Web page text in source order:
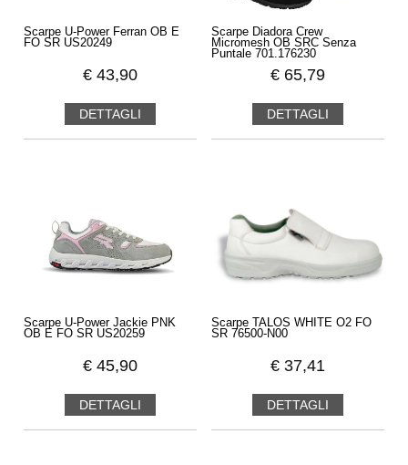
Scarpe U-Power Ferran OB E
FO SR US20249
€ 43,90
DETTAGLI
Scarpe Diadora Crew
Micromesh OB SRC Senza
Puntale 701.176230
€ 65,79
DETTAGLI
Scarpe U-Power Jackie PNK
OB E FO SR US20259
€ 45,90
DETTAGLI
Scarpe TALOS WHITE O2 FO
SR 76500-N00
€ 37,41
DETTAGLI